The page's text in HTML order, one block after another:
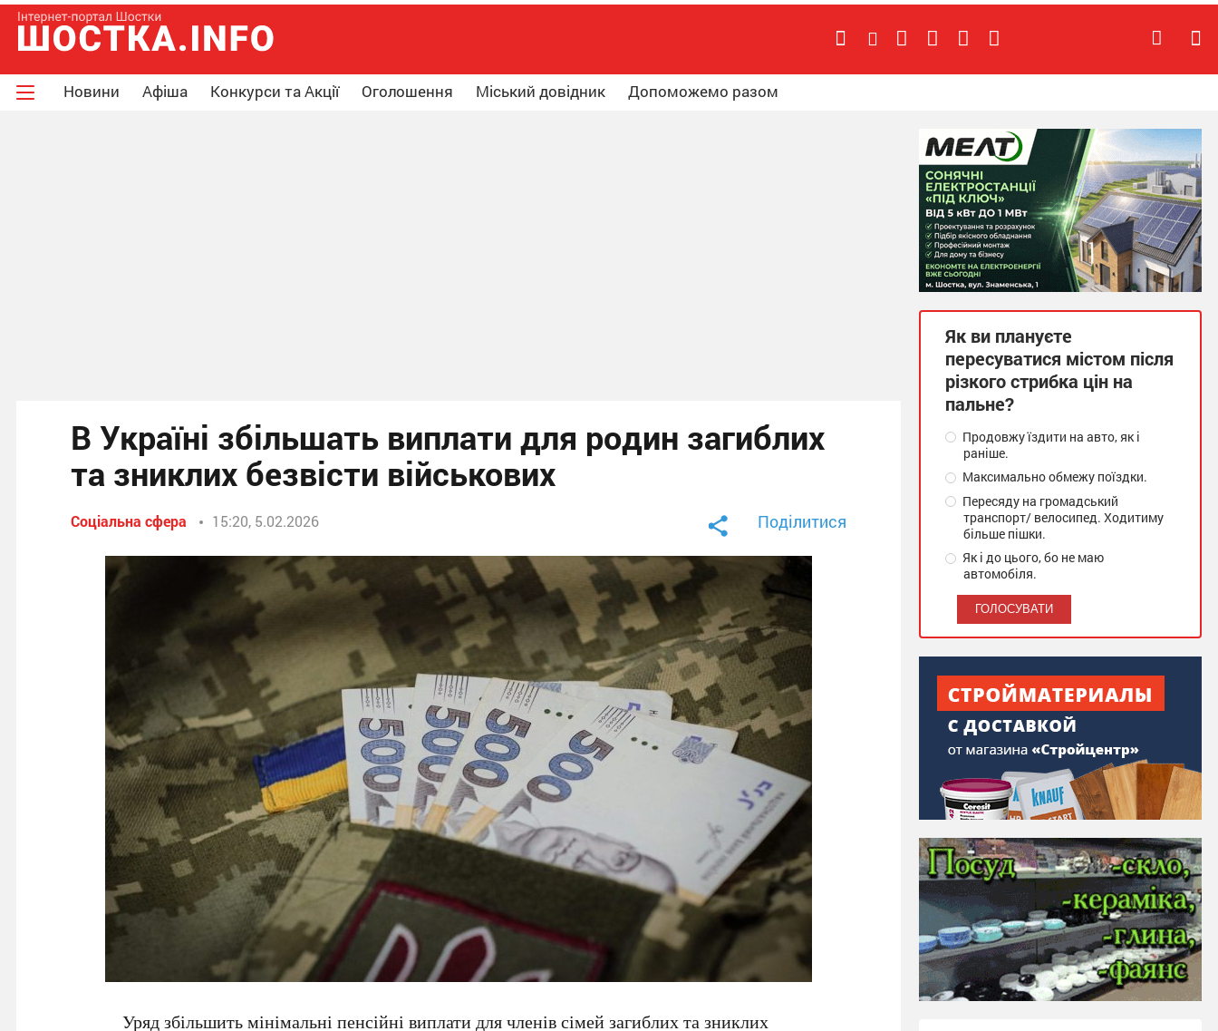
Новини Афіша Конкурси та Акції Оголошення Міський довідник Допоможемо разом
В Україні збільшать виплати для родин загиблих
та зниклих безвісти військових
Соціальна сфера 15:20, 5.02.2026 Поділитися
Уряд збільшить мінімальні пенсійні виплати для членів сімей загиблих та зниклих
Як ви плануєте
пересуватися містом після
різкого стрибка цін на
пальне?
Продовжу їздити на авто, як і
раніше.
Максимально обмежу поїздки.
Пересяду на громадський
транспорт/ велосипед. Ходитиму
більше пішки.
Як і до цього, бо не маю
автомобіля.